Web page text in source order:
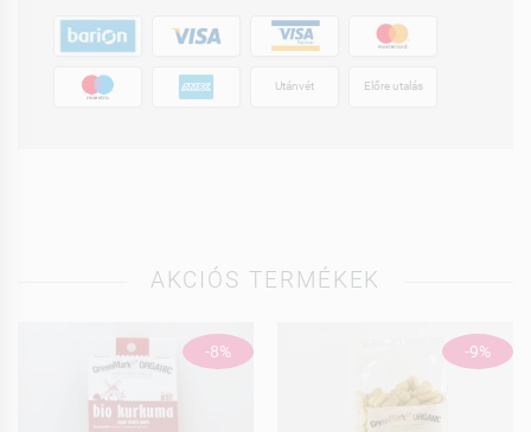
Utánvét Előre utalás
AKCIÓS TERMÉKEK
-8% -9%